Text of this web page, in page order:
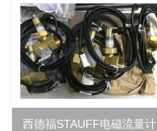
西德福STAUFF电磁流量计